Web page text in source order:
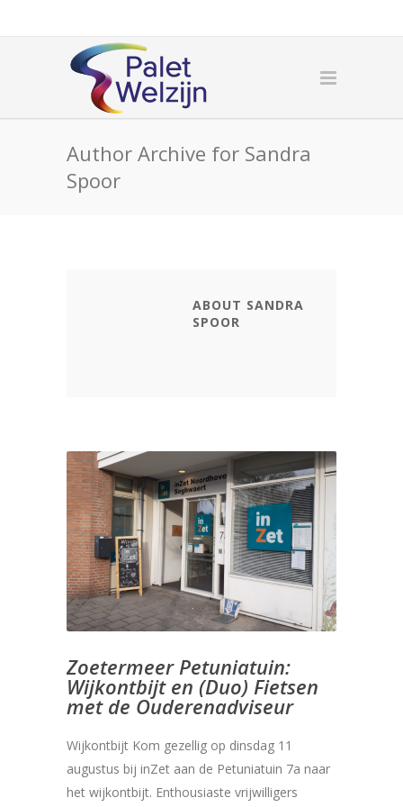
Author Archive for Sandra
Spoor
ABOUT SANDRA
SPOOR
Zoetermeer Petuniatuin:
Wijkontbijt en (Duo) Fietsen
met de Ouderenadviseur
Wijkontbijt Kom gezellig op dinsdag 11
augustus bij inZet aan de Petuniatuin 7a naar
het wijkontbijt. Enthousiaste vrijwilligers